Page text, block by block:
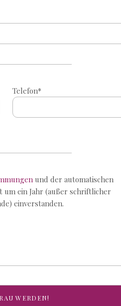
Telefon*
und der automatischen
ein Jahr (außer schriftlicher
einverstanden.